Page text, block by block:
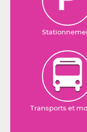
Transports et